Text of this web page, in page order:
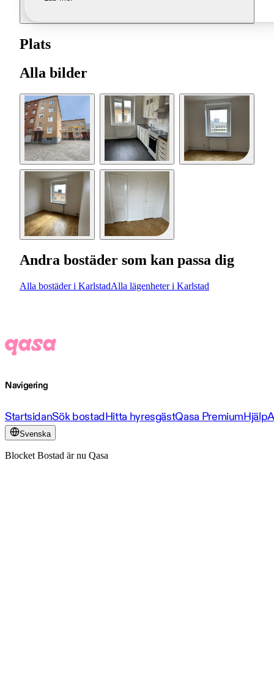
Plats
Alla bilder
Andra bostäder som kan passa dig
Alla bostäder i KarlstadAlla lägenheter i Karlstad
Navigering
StartsidanSök bostadHitta hyresgästQasa PremiumHjälp
Svenska
Blocket Bostad är nu Qasa